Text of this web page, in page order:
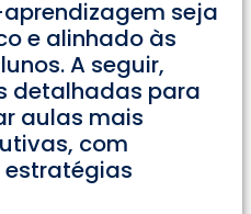
seja
e alinhado às
A seguir,
detalhadas para
aulas mais
com
estratégias